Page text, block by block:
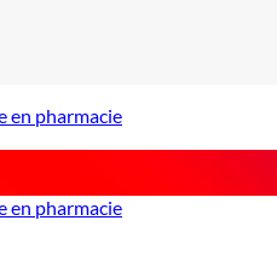
en pharmacie
en pharmacie